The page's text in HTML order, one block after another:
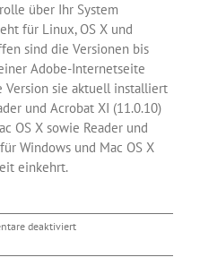
über Ihr System
für Linux, OS X und
sind die Versionen bis
Adobe-Internetseite
Version sie aktuell installiert
und Acrobat XI (11.0.10)
OS X sowie Reader und
Windows und Mac OS X
einkehrt.
deaktiviertfür
und